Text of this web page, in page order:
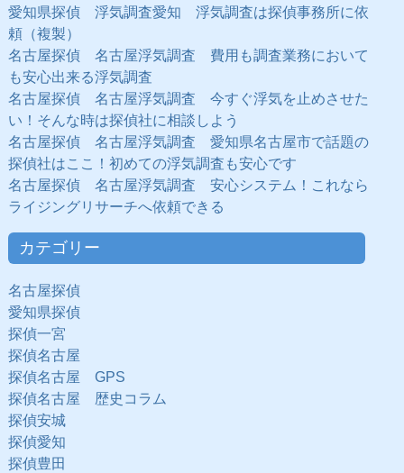
愛知県探偵 浮気調査愛知 浮気調査は探偵事務所に依
頼（複製）
名古屋探偵 名古屋浮気調査 費用も調査業務において
も安心出来る浮気調査
名古屋探偵 名古屋浮気調査 今すぐ浮気を止めさせた
い！そんな時は探偵社に相談しよう
名古屋探偵 名古屋浮気調査 愛知県名古屋市で話題の
探偵社はここ！初めての浮気調査も安心です
名古屋探偵 名古屋浮気調査 安心システム！これなら
ライジングリサーチへ依頼できる
カテゴリー
名古屋探偵
愛知県探偵
探偵一宮
探偵名古屋
探偵名古屋 GPS
探偵名古屋 歴史コラム
探偵安城
探偵愛知
探偵豊田